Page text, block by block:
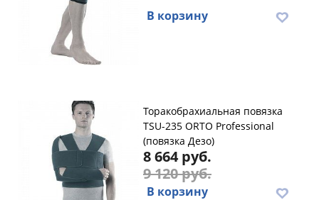
В корзину
Торакобрахиальная повязка
TSU-235 ORTO Professional
(повязка Дезо)
8 664 руб.
9 120 руб.
В корзину